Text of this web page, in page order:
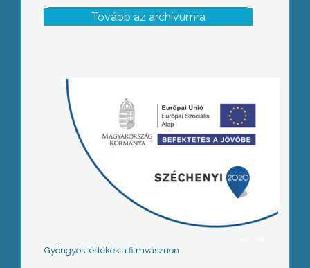
Tovább az archívumra
Gyöngyösi értékek a filmvásznon